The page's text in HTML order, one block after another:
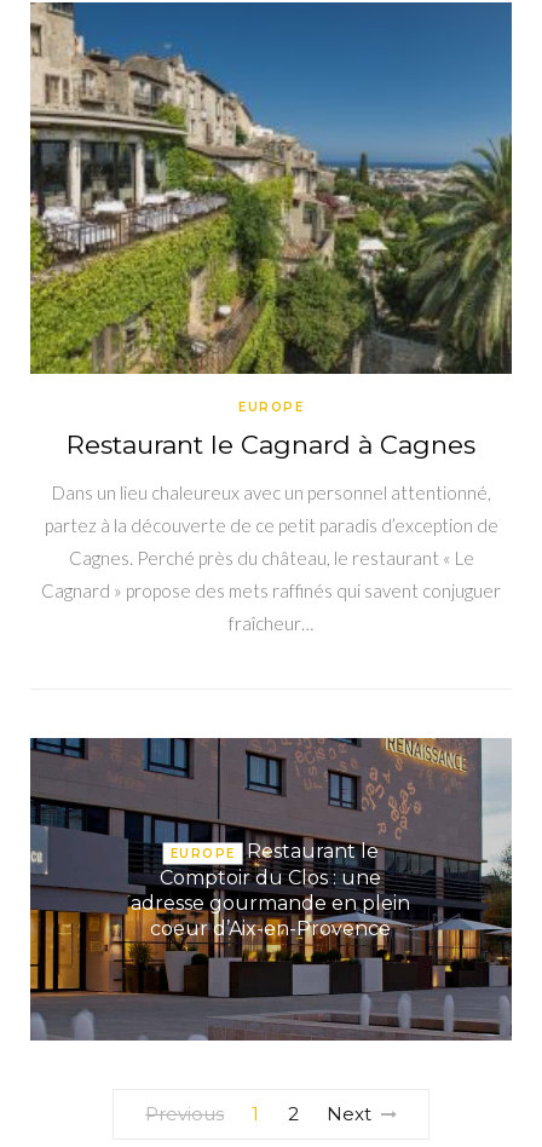
EUROPE
Restaurant le Cagnard à Cagnes
Dans un lieu chaleureux avec un personnel attentionné,
partez à la découverte de ce petit paradis d’exception de
Cagnes. Perché près du château, le restaurant « Le
Cagnard » propose des mets raffinés qui savent conjuguer
fraîcheur…
EUROPE
Restaurant le
Comptoir du Clos : une
adresse gourmande en plein
coeur d’Aix-en-Provence
Previous 1 2 Next